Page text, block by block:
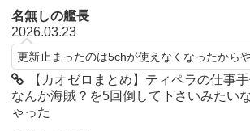
名無しの艦長
2026.03.23
更新止まったのは5chが使えなくなったから
【カオゼロまとめ】ティペラの仕事
なんか海賊？を5回倒して下さいみたい
ゃった